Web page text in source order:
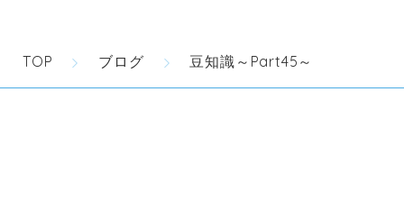
TOP ブログ 豆知識～Part45～